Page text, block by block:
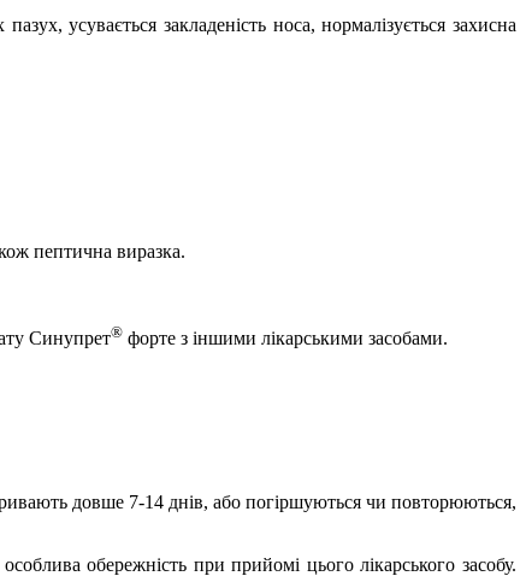
усувається закладеність носа, нормалізується захисна
пептична виразка.
Синупрет® форте з іншими лікарськими засобами.
довше 7-14 днів, або погіршуються чи повторюються,
обережність при прийомі цього лікарського засобу.